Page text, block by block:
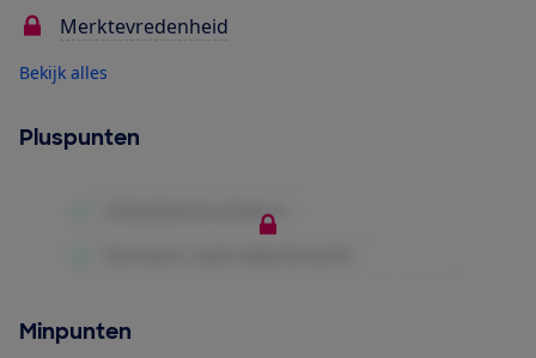
Merktevredenheid
Bekijk alles
Pluspunten
Minpunten